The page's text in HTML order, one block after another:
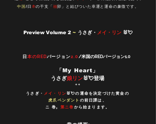
中国 /日 本の干支「 福卯」と結びついた幸運と運命の象徴です。
Preview Volume 2 ~ うさぎ・ メイ・リン 🐰💘
日本のREDバージョン2.0 /米国のREDバージョン1.0
「My Heart」
うさぎ娘リン🐰💘登場
* *
うさぎ・ メイ・リン 🐰💘の運命を決定づけた黄金の
虎爪ペンダント の前日譚は、
ニ 巻, 第ニ巻 から始まります。